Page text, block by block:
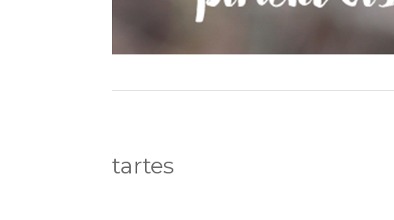
tartes